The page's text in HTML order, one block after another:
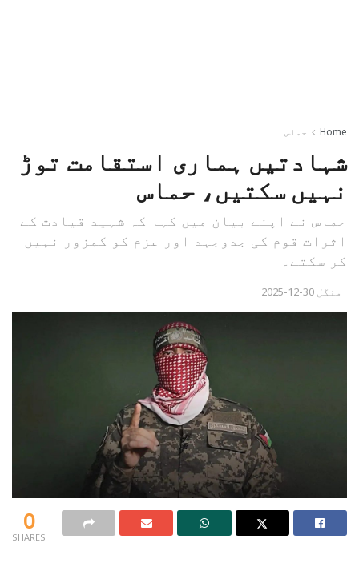
Home حماس
شہادتیں ہماری استقامت توڑ
نہیں سکتیں، حماس
حماس نے اپنے بیان میں کہا کہ شہید قیادت کے
اثرات قوم کی جدوجہد اور عزم کو کمزور نہیں
کر سکتے۔
منگل 30-12-2025
0
SHARES